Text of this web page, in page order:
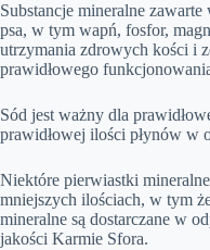
Substancje mineralne
psa, w tym wapń, fosfor,
utrzymania zdrowych kości i
prawidłowego
Sód jest ważny dla
prawidłowej ilości płynów w
Niektóre pierwiastki
mniejszych ilościach, w tym
mineralne są dostarczane w
jakości Karmie Sfora.